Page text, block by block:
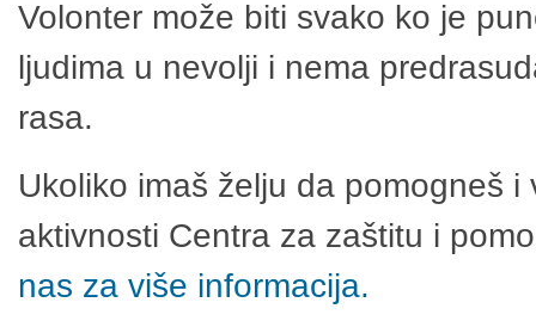
Volonter može biti svako ko je
ljudima u nevolji i nema
rasa.
Ukoliko imaš želju da pomogneš
aktivnosti Centra za zaštitu i
nas za više informacija.